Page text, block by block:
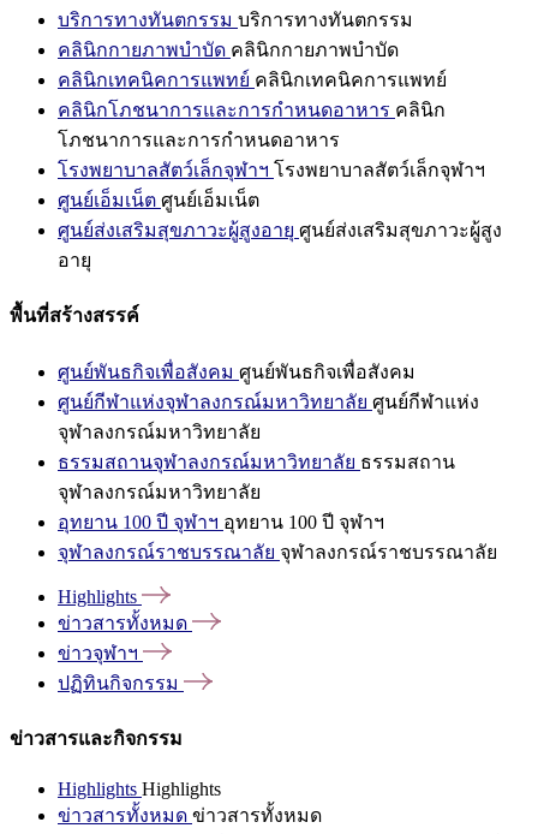
บริการทางทันตกรรม บริการทางทันตกรรม
คลินิกกายภาพบำบัด คลินิกกายภาพบำบัด
คลินิกเทคนิคการแพทย์ คลินิกเทคนิคการแพทย์
คลินิกโภชนาการและการกำหนดอาหาร คลินิก
โภชนาการและการกำหนดอาหาร
โรงพยาบาลสัตว์เล็กจุฬาฯ โรงพยาบาลสัตว์เล็กจุฬาฯ
ศูนย์เอ็มเน็ต ศูนย์เอ็มเน็ต
ศูนย์ส่งเสริมสุขภาวะผู้สูงอายุ ศูนย์ส่งเสริมสุขภาวะผู้สูง
อายุ
พื้นที่สร้างสรรค์
ศูนย์พันธกิจเพื่อสังคม ศูนย์พันธกิจเพื่อสังคม
ศูนย์กีฬาแห่งจุฬาลงกรณ์มหาวิทยาลัย ศูนย์กีฬาแห่ง
จุฬาลงกรณ์มหาวิทยาลัย
ธรรมสถานจุฬาลงกรณ์มหาวิทยาลัย ธรรมสถาน
จุฬาลงกรณ์มหาวิทยาลัย
อุทยาน 100 ปี จุฬาฯ อุทยาน 100 ปี จุฬาฯ
จุฬาลงกรณ์ราชบรรณาลัย จุฬาลงกรณ์ราชบรรณาลัย
Highlights
ข่าวสารทั้งหมด
ข่าวจุฬาฯ
ปฏิทินกิจกรรม
ข่าวสารและกิจกรรม
Highlights Highlights
ข่าวสารทั้งหมด ข่าวสารทั้งหมด